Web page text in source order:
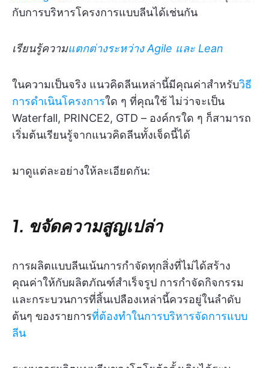
กับการบริหารโครงการแบบลีนได้เช่นกัน
เรียนรู้ความแตกต่างระหว่าง Agile และ Lean
ในความเป็นจริง แนวคิดลีนเหล่านี้มีคุณค่าสำหรับวิธี
การดำเนินโครงการใด ๆ ที่คุณใช้ ไม่ว่าจะเป็น
Waterfall, PRINCE2, GTD – องค์กรใด ๆ ก็สามารถ
เริ่มต้นเรียนรู้จากแนวคิดลีนทั้งเจ็ดนี้ได้
มาดูแต่ละอย่างให้ละเอียดกัน:
1. ขจัดความสูญเปล่า
การผลิตแบบลีนเน้นการกำจัดทุกสิ่งที่ไม่ได้สร้าง
คุณค่าให้กับผลิตภัณฑ์สำเร็จรูป การกำจัดกิจกรรม
และกระบวนการที่สิ้นเปลืองเหล่านี้ควรอยู่ในลำดับ
ต้นๆ ของรายการที่ต้องทำในการบริหารจัดการแบบ
ลีน